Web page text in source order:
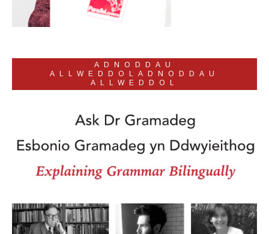
ADNODDAU
ALLWEDDOLADNODDAU
ALLWEDDOL